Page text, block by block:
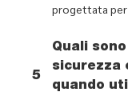
progettata
5
Quali
sicurezza
quando